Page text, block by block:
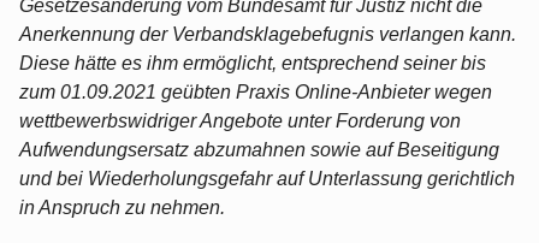
Gesetzesänderung vom Bundesamt für Justiz nicht die
Anerkennung der Verbandsklagebefugnis verlangen kann.
Diese hätte es ihm ermöglicht, entsprechend seiner bis
zum 01.09.2021 geübten Praxis Online-Anbieter wegen
wettbewerbswidriger Angebote unter Forderung von
Aufwendungsersatz abzumahnen sowie auf Beseitigung
und bei Wiederholungsgefahr auf Unterlassung gerichtlich
in Anspruch zu nehmen.